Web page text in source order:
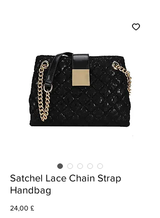
Satchel Lace Chain Strap
Handbag
24,00 £Cena